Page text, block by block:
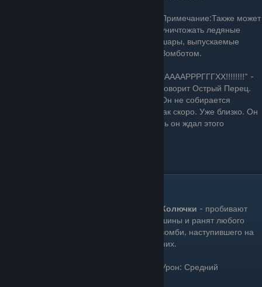
Примечание:Также может
уничтожать ледяные
шары, выпускаемые
Зомботом.
"ААААРРРГГГХХ!!!!!!!!" -
говорит Острый Перец.
Он не собирается
взорваться, нет, не сейчас. Но скоро. Ох как скоро. Уже близко. Он
знает это, он чувствует это, всю свою жизнь он ждал этого
Колючки - пробивают
шины и ранят любого
зомби, наступившего на
них.
Урон: Средний